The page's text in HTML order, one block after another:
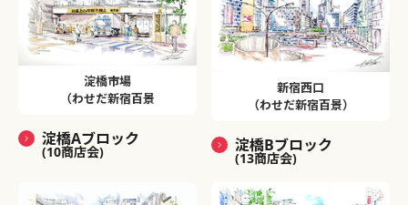
淀橋市場
（わせだ新宿百景
淀橋Aブロック
(10商店会)
新宿西口
（わせだ新宿百景）
淀橋Bブロック
(13商店会)